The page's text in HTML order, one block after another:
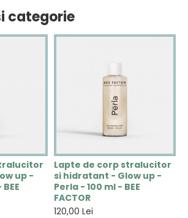
categorie
up -
Lapte de corp stralucitor
si hidratant - Glow up -
Perla - 100 ml - BEE
FACTOR
120,00 Lei